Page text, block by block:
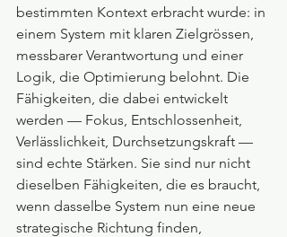
bestimmten Kontext erbracht wurde: in
einem System mit klaren Zielgrössen,
messbarer Verantwortung und einer
Logik, die Optimierung belohnt. Die
Fähigkeiten, die dabei entwickelt
werden — Fokus, Entschlossenheit,
Verlässlichkeit, Durchsetzungskraft —
sind echte Stärken. Sie sind nur nicht
dieselben Fähigkeiten, die es braucht,
wenn dasselbe System nun eine neue
strategische Richtung finden,